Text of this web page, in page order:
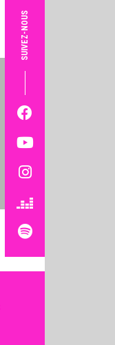
SUIVEZ-NOUS